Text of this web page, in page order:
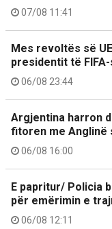
07/08 11:41
Mes revoltës së
presidentit të FIFA-
06/08 23:44
Argjentina harron
fitoren me
06/08 16:00
E papritur/ Policia
për emërimin e
06/08 12:11